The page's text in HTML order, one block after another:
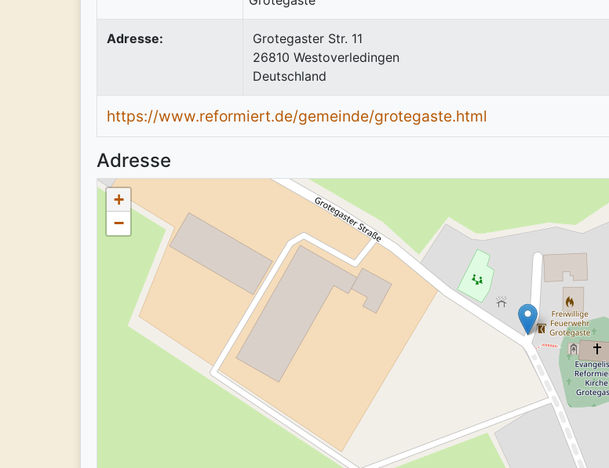
Adresse:
Grotegaster Str. 11
26810 Westoverledingen
Deutschland
https://www.reformiert.de/gemeinde/grotegaste.html
Adresse
+
−